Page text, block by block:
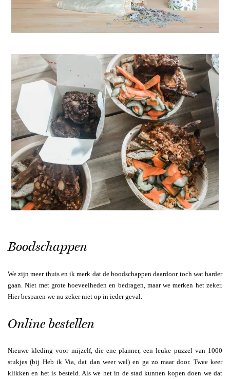
Boodschappen
We zijn meer thuis en ik merk dat de boodschappen daardoor toch wat harder
gaan. Niet met grote hoeveelheden en bedragen, maar we merken het zeker.
Hier besparen we nu zeker niet op in ieder geval.
Online bestellen
Nieuwe kleding voor mijzelf, die ene planner, een leuke puzzel van 1000
stukjes (bij Heb ik Via, dat dan weer wel) en ga zo maar door. Twee keer
klikken en het is besteld. Als we het in de stad kunnen kopen doen we dat